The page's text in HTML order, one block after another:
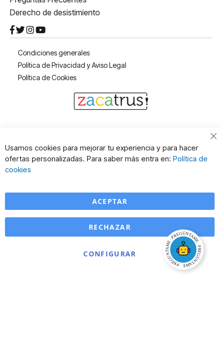
Derecho de desistimiento
Condiciones generales
Política de Privacidad y Aviso Legal
Política de Cookies
Usamos cookies para mejorar tu experiencia y para hacer
ofertas personalizadas. Para saber más entra en: Política de
cookies
ACEPTAR
CONFIGURAR
RECHAZAR